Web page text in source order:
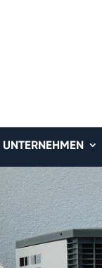
UNTERNEHMEN